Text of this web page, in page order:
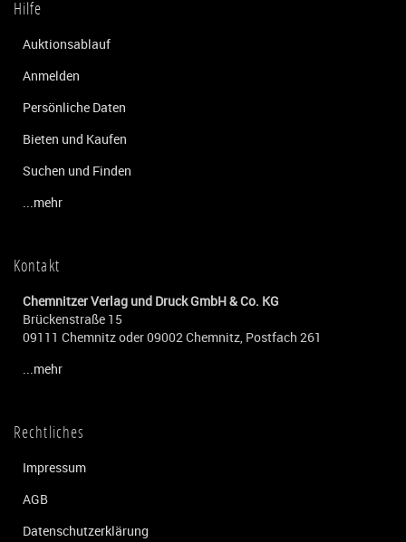
Hilfe
Auktionsablauf
Anmelden
Persönliche Daten
Bieten und Kaufen
Suchen und Finden
...mehr
Kontakt
Chemnitzer Verlag und Druck GmbH & Co. KG
Brückenstraße 15
09111 Chemnitz oder 09002 Chemnitz, Postfach 261
...mehr
Rechtliches
Impressum
AGB
Datenschutzerklärung